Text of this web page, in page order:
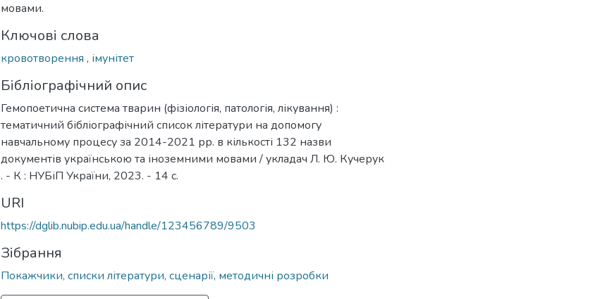
мовами.
Ключові слова
кровотворення , імунітет
Бібліографічний опис
Гемопоетична система тварин (фізіологія, патологія, лікування) :
тематичний бібліографічний список літератури на допомогу
навчальному процесу за 2014-2021 рр. в кількості 132 назви
документів українською та іноземними мовами / укладач Л. Ю. Кучерук
. - К : НУБіП України, 2023. - 14 с.
URI
https://dglib.nubip.edu.ua/handle/123456789/9503
Зібрання
Покажчики, списки літератури, сценарії, методичні розробки